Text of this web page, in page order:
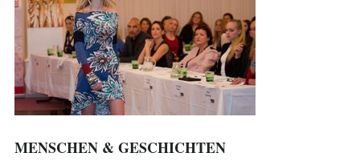
MENSCHEN & GESCHICHTEN